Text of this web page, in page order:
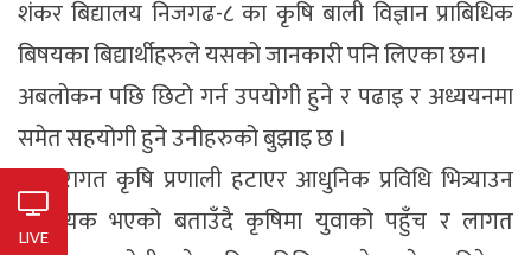
शंकर बिद्यालय निजगढ-८ का कृषि बाली विज्ञान प्राबिधिक
बिषयका बिद्यार्थीहरुले यसको जानकारी पनि लिएका छन।
अबलोकन पछि छिटो गर्न उपयोगी हुने र पढाइ र अध्ययनमा
समेत सहयोगी हुने उनीहरुको बुझाइ छ ।
परम्परागत कृषि प्रणाली हटाएर आधुनिक प्रविधि भित्र्याउन
आबश्यक भएको बताउँदै कृषिमा युवाको पहुँच र लागत
LIVE